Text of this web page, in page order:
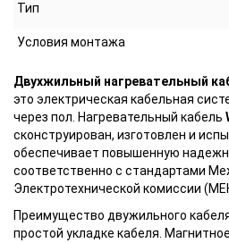
Тип
Условия монтажа
Двухжильный нагревательный
это электрическая кабельная
через пол. Нагревательный кабель
сконструирован, изготовлен и
обеспечивает повышенную
соответственно с стандартами
Электротехнической комиссии
Преимущество двужильного
простой укладке кабеля.